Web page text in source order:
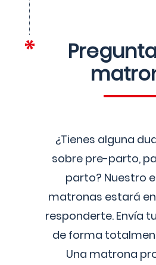
¿Tienes alguna
sobre pre-parto,
parto? Nuestro
matronas estará
responderte. Envía
de forma
Una matrona